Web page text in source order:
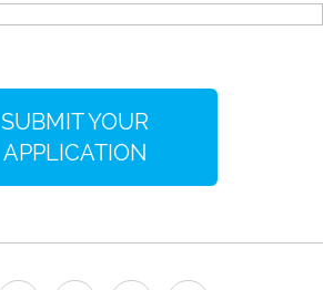
SUBMIT YOUR
APPLICATION